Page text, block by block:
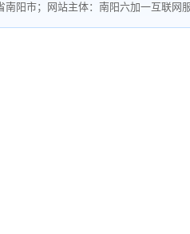
南阳市；网站主体：南阳六加一互联